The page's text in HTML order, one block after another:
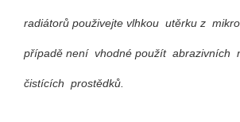
radiátorů použivejte vlhkou utěrku z
případě není vhodné použít abrazivních
čistících prostědků.